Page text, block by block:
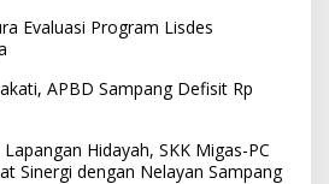
Evaluasi Program Lisdes
APBD Sampang Defisit Rp
Hidayah, SKK Migas-PC
Sinergi dengan Nelayan Sampang